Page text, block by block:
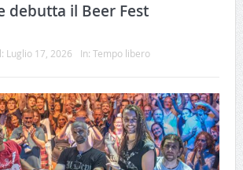
debutta il Beer Fest
Luglio 17, 2026 In: Tempo libero